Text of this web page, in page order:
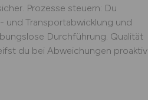
Prozesse steuern: Du
und Transportabwicklung und
Durchführung. Qualität
du bei Abweichungen proaktiv